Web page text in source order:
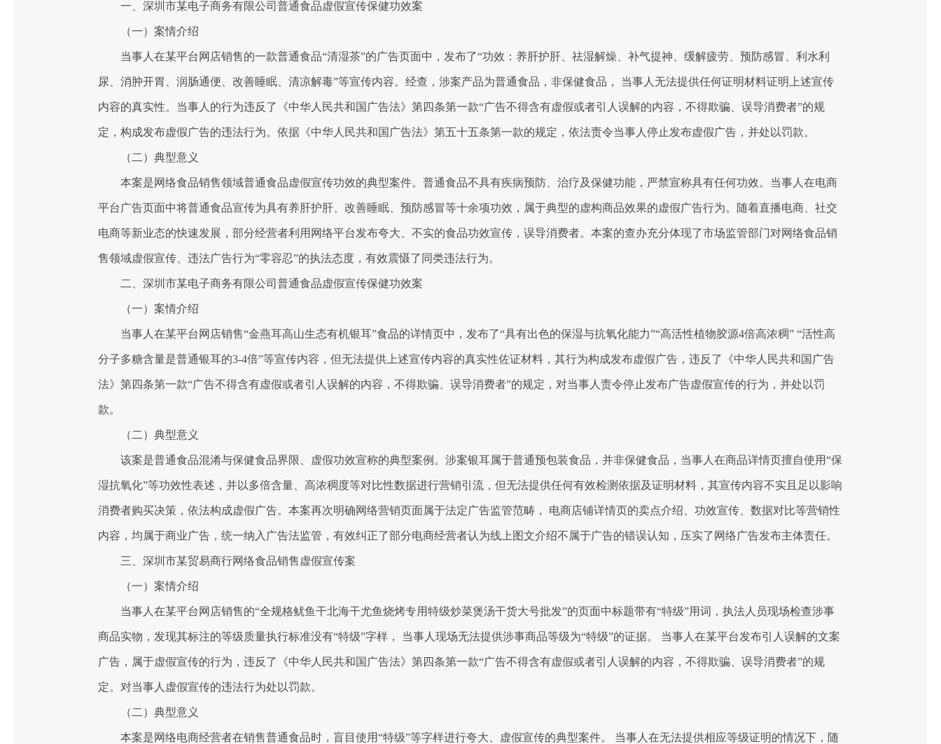
一、深圳市某电子商务有限公司普通食品虚假宣传保健功效案
（一）案情介绍
当事人在某平台网店销售的一款普通食品“清湿茶”的广告页面中，发布了“功效：养肝护肝、祛湿解燥、补气提神、缓解疲劳、预防感冒、利水利
尿、消肿开胃、润肠通便、改善睡眠、清凉解毒”等宣传内容。经查，涉案产品为普通食品，非保健食品， 当事人无法提供任何证明材料证明上述宣传
内容的真实性。当事人的行为违反了《中华人民共和国广告法》第四条第一款“广告不得含有虚假或者引人误解的内容，不得欺骗、误导消费者”的规
定，构成发布虚假广告的违法行为。依据《中华人民共和国广告法》第五十五条第一款的规定，依法责令当事人停止发布虚假广告，并处以罚款。
（二）典型意义
本案是网络食品销售领域普通食品虚假宣传功效的典型案件。普通食品不具有疾病预防、治疗及保健功能，严禁宣称具有任何功效。当事人在电商
平台广告页面中将普通食品宣传为具有养肝护肝、改善睡眠、预防感冒等十余项功效，属于典型的虚构商品效果的虚假广告行为。随着直播电商、社交
电商等新业态的快速发展，部分经营者利用网络平台发布夸大、不实的食品功效宣传，误导消费者。本案的查办充分体现了市场监管部门对网络食品销
售领域虚假宣传、违法广告行为“零容忍”的执法态度，有效震慑了同类违法行为。
二、深圳市某电子商务有限公司普通食品虚假宣传保健功效案
（一）案情介绍
当事人在某平台网店销售“金燕耳高山生态有机银耳”食品的详情页中，发布了“具有出色的保湿与抗氧化能力”“高活性植物胶源4倍高浓稠” “活性高
分子多糖含量是普通银耳的3-4倍”等宣传内容，但无法提供上述宣传内容的真实性佐证材料，其行为构成发布虚假广告，违反了《中华人民共和国广告
法》第四条第一款“广告不得含有虚假或者引人误解的内容，不得欺骗、误导消费者”的规定，对当事人责令停止发布广告虚假宣传的行为，并处以罚
款。
（二）典型意义
该案是普通食品混淆与保健食品界限、虚假功效宣称的典型案例。涉案银耳属于普通预包装食品，并非保健食品，当事人在商品详情页擅自使用“保
湿抗氧化”等功效性表述，并以多倍含量、高浓稠度等对比性数据进行营销引流，但无法提供任何有效检测依据及证明材料，其宣传内容不实且足以影响
消费者购买决策，依法构成虚假广告。本案再次明确网络营销页面属于法定广告监管范畴， 电商店铺详情页的卖点介绍、功效宣传、数据对比等营销性
内容，均属于商业广告，统一纳入广告法监管，有效纠正了部分电商经营者认为线上图文介绍不属于广告的错误认知，压实了网络广告发布主体责任。
三、深圳市某贸易商行网络食品销售虚假宣传案
（一）案情介绍
当事人在某平台网店销售的“全规格鱿鱼干北海干尤鱼烧烤专用特级炒菜煲汤干货大号批发”的页面中标题带有“特级”用词，执法人员现场检查涉事
商品实物，发现其标注的等级质量执行标准没有“特级”字样， 当事人现场无法提供涉事商品等级为“特级”的证据。 当事人在某平台发布引人误解的文案
广告，属于虚假宣传的行为，违反了《中华人民共和国广告法》第四条第一款“广告不得含有虚假或者引人误解的内容，不得欺骗、误导消费者”的规
定。对当事人虚假宣传的违法行为处以罚款。
（二）典型意义
本案是网络电商经营者在销售普通食品时，盲目使用“特级”等字样进行夸大、虚假宣传的典型案件。 当事人在无法提供相应等级证明的情况下，随